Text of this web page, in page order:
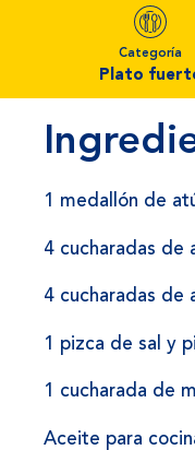
Categoría
Plato
1 medallón de
4 cucharadas de
4 cucharadas de
1 pizca de sal y
1 cucharada de
Aceite para